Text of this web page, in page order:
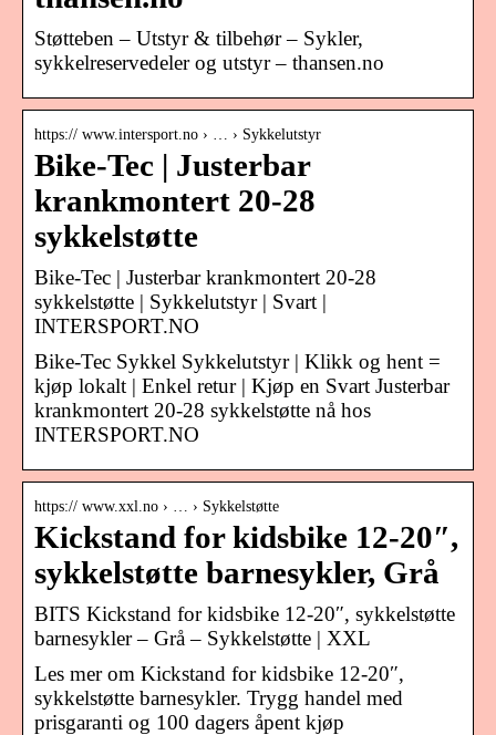
Støtteben – Utstyr & tilbehør – Sykler,
sykkelreservedeler og utstyr – thansen.no
https:// www.intersport.no › … › Sykkelutstyr
Bike-Tec | Justerbar
krankmontert 20-28
sykkelstøtte
Bike-Tec | Justerbar krankmontert 20-28
sykkelstøtte | Sykkelutstyr | Svart |
INTERSPORT.NO
Bike-Tec Sykkel Sykkelutstyr | Klikk og hent =
kjøp lokalt | Enkel retur | Kjøp en Svart Justerbar
krankmontert 20-28 sykkelstøtte nå hos
INTERSPORT.NO
https:// www.xxl.no › … › Sykkelstøtte
Kickstand for kidsbike 12-20″,
sykkelstøtte barnesykler, Grå
BITS Kickstand for kidsbike 12-20″, sykkelstøtte
barnesykler – Grå – Sykkelstøtte | XXL
Les mer om Kickstand for kidsbike 12-20″,
sykkelstøtte barnesykler. Trygg handel med
prisgaranti og 100 dagers åpent kjøp